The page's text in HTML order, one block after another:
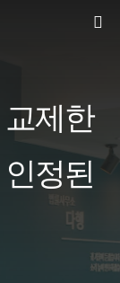
제한
정된